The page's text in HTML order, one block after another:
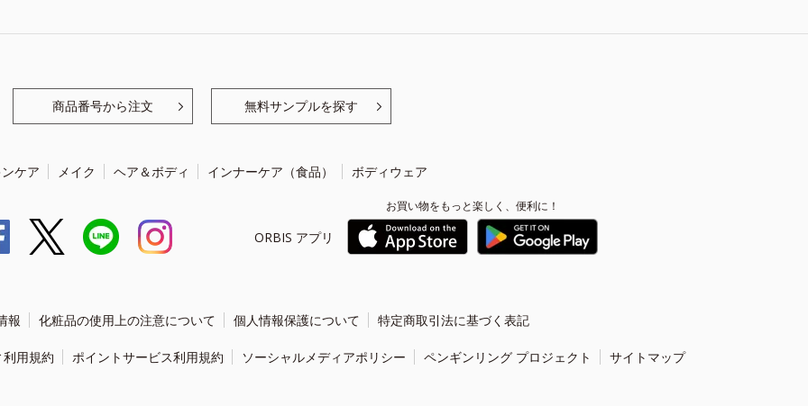
商品番号から注文 無料サンプルを探す
ケア メイク ヘア＆ボディ インナーケア（食品） ボディウェア
ORBIS アプリ
お買い物をもっと楽しく、便利に！
報 化粧品の使用上の注意について 個人情報保護について 特定商取引法に基づく表記
用規約 ポイントサービス利用規約 ソーシャルメディアポリシー ペンギンリング プロジェクト サイトマップ